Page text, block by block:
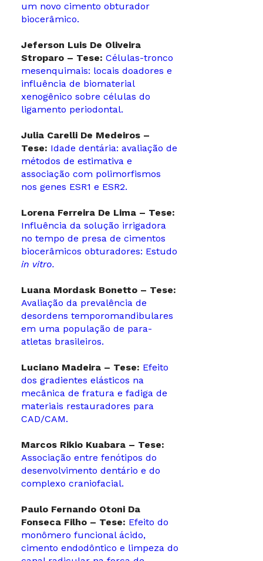
um novo cimento obturador
biocerâmico.
Jeferson Luis De Oliveira
Stroparo – Tese: Células-tronco
mesenquimais: locais doadores e
influência de biomaterial
xenogênico sobre células do
ligamento periodontal.
Julia Carelli De Medeiros –
Tese: Idade dentária: avaliação de
métodos de estimativa e
associação com polimorfismos
nos genes ESR1 e ESR2.
Lorena Ferreira De Lima – Tese:
Influência da solução irrigadora
no tempo de presa de cimentos
biocerâmicos obturadores: Estudo
in vitro.
Luana Mordask Bonetto – Tese:
Avaliação da prevalência de
desordens temporomandibulares
em uma população de para-
atletas brasileiros.
Luciano Madeira – Tese: Efeito
dos gradientes elásticos na
mecânica de fratura e fadiga de
materiais restauradores para
CAD/CAM.
Marcos Rikio Kuabara – Tese:
Associação entre fenótipos do
desenvolvimento dentário e do
complexo craniofacial.
Paulo Fernando Otoni Da
Fonseca Filho – Tese: Efeito do
monômero funcional ácido,
cimento endodôntico e limpeza do